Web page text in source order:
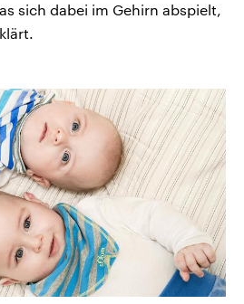
sich dabei im Gehirn abspielt,